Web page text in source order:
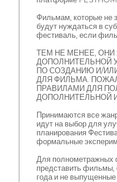
Фильмам, которые не
будут нуждаться в
фестиваль, если
ТЕМ НЕ МЕНЕЕ, ОНИ
ДОПОЛНИТЕЛЬНОЙ
ПО СОЗДАНИЮ И/
ДЛЯ ФИЛЬМА.
ПРАВИЛАМИ ДЛЯ
ДОПОЛНИТЕЛЬНОЙ
Принимаются все
идут на выбор для
планирования
формальные
Для
представить фильмы,
года и не